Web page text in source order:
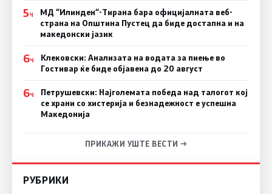
5Ч
МД “Илинден“-Тирана бара официјалната веб-
страна на Општина Пустец да биде достапна и на
македонски јазик
6Ч
Клековски: Анализата на водата за пиење во
Гостивар ќе биде објавена до 20 август
6Ч
Петрушевски: Најголемата победа над талогот кој
се храни со хистерија и безнадежност е успешна
Македонија
ПРИКАЖИ УШТЕ ВЕСТИ →
РУБРИКИ